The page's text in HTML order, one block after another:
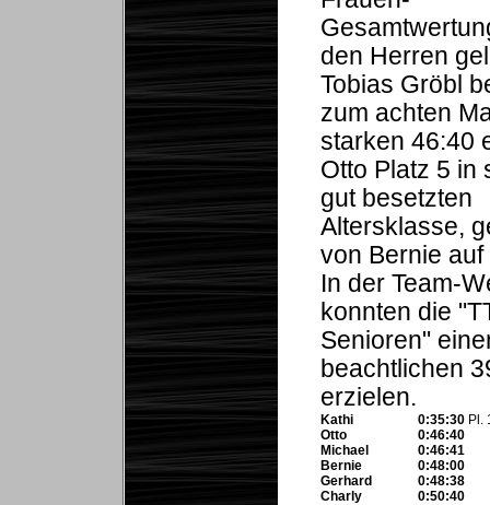
den Herren
Tobias Gröbl
zum achten
starken 46:40
Otto Platz 5 in
gut besetzten
Altersklasse,
von Bernie auf
In der Team-
konnten die
Senioren"
beachtlichen
erzielen.
Kathi
Otto
Michael
Bernie
Gerhard
Charly
0:35:30 Pl.
0:46:40
0:46:41
0:48:00
0:48:38
0:50:40